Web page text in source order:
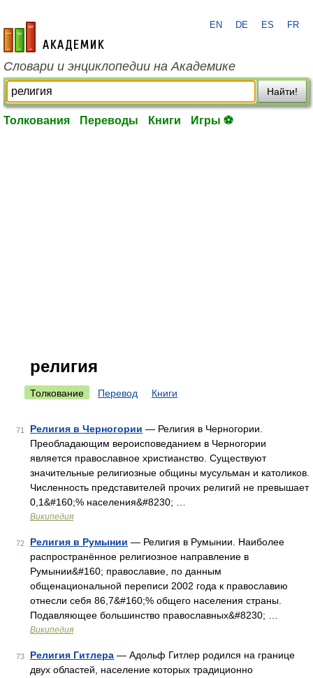
academic.ru
EN DE ES FR
Словари и энциклопедии на Академике
Найти!
Толкования Переводы Книги Игры ⚽
религия
Толкование Перевод Книги
71 Религия в Черногории — Религия в Черногории.
Преобладающим вероисповеданием в Черногории
является православное христианство. Существуют
значительные религиозные общины мусульман и католиков.
Численность представителей прочих религий не превышает
0,1&#160;% населения&#8230; …
Википедия
72 Религия в Румынии — Религия в Румынии. Наиболее
распространённое религиозное направление в
Румынии&#160; православие, по данным
общенациональной переписи 2002 года к православию
отнесли себя 86,7&#160;% общего населения страны.
Подавляющее большинство православных&#8230; …
Википедия
73 Религия Гитлера — Адольф Гитлер родился на границе
двух областей, население которых традиционно